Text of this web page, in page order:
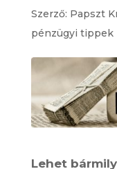
Szerző: Papszt
pénzügyi tippek
Lehet